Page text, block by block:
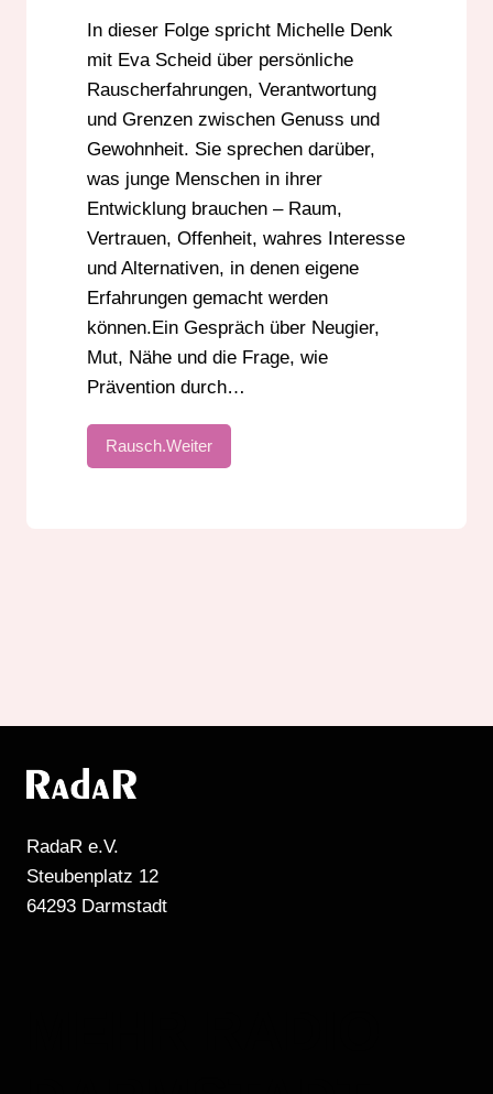
In dieser Folge spricht Michelle Denk
mit Eva Scheid über persönliche
Rauscherfahrungen, Verantwortung
und Grenzen zwischen Genuss und
Gewohnheit. Sie sprechen darüber,
was junge Menschen in ihrer
Entwicklung brauchen – Raum,
Vertrauen, Offenheit, wahres Interesse
und Alternativen, in denen eigene
Erfahrungen gemacht werden
können.Ein Gespräch über Neugier,
Mut, Nähe und die Frage, wie
Prävention durch…
Rausch.Weiter
RadaR e.V.
Steubenplatz 12
64293 Darmstadt